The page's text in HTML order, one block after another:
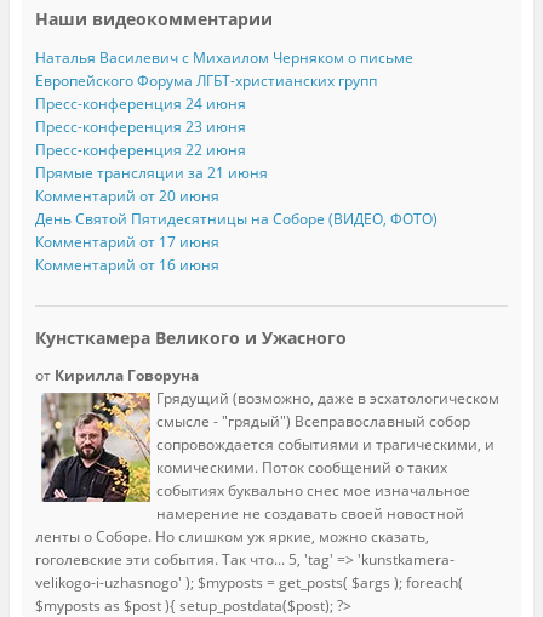
Наши видеокомментарии
Наталья Василевич с Михаилом Черняком о письме
Европейского Форума ЛГБТ-христианских групп
Пресс-конференция 24 июня
Пресс-конференция 23 июня
Пресс-конференция 22 июня
Прямые трансляции за 21 июня
Комментарий от 20 июня
День Святой Пятидесятницы на Соборе (ВИДЕО, ФОТО)
Комментарий от 17 июня
Комментарий от 16 июня
Кунсткамера Великого и Ужасного
от Кирилла Говоруна
Грядущий (возможно, даже в эсхатологическом
смысле - "грядый") Всеправославный собор
сопровождается событиями и трагическими, и
комическими. Поток сообщений о таких
событиях буквально снес мое изначальное
намерение не создавать своей новостной
ленты о Соборе. Но слишком уж яркие, можно сказать,
гоголевские эти события. Так что... 5, 'tag' => 'kunstkamera-
velikogo-i-uzhasnogo' ); $myposts = get_posts( $args ); foreach(
$myposts as $post ){ setup_postdata($post); ?>